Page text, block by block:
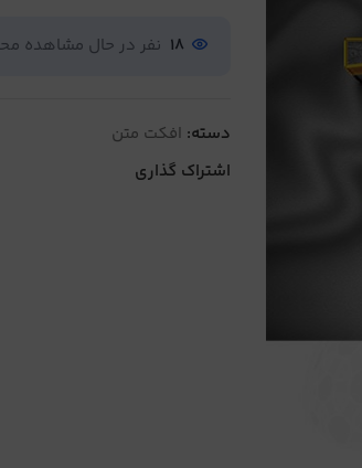
18 نفر در حال مشاهده
دسته: افکت متن
اشتراک گذاری